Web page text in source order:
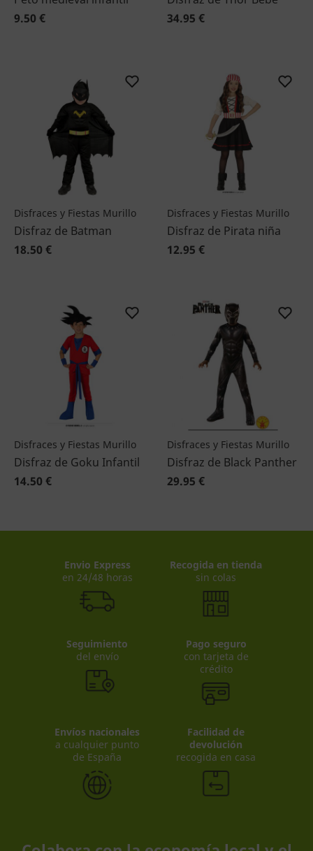
9.50 €
34.95 €
Disfraces y Fiestas Murillo
Disfraz de Batman
18.50 €
Disfraces y Fiestas Murillo
Disfraz de Pirata niña
12.95 €
Disfraces y Fiestas Murillo
Disfraz de Goku Infantil
14.50 €
Disfraces y Fiestas Murillo
Disfraz de Black Panther
29.95 €
Envio Express
en 24/48 horas
Recogida en tienda
sin colas
Seguimiento
del envío
Pago seguro
con tarjeta de
crédito
Envíos nacionales
a cualquier punto
de España
Facilidad de
devolución
recogida en casa